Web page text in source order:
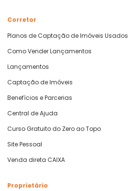
Corretor
Planos de Captação de Imóveis Usados
Como Vender Lançamentos
Lançamentos
Captação de Imóveis
Benefícios e Parcerias
Central de Ajuda
Curso Gratuito do Zero ao Topo
Site Pessoal
Venda direta CAIXA
Proprietário